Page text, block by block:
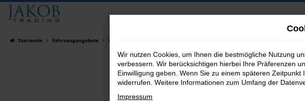
Zum
Hauptinhalt
Startseite Fahrzeugangebote Fahrzeugsuche
Wir nutzen Cookies, um Ihnen die bestmögliche Nutzung
verbessern. Wir berücksichtigen hierbei Ihre Präferenzen
Einwilligung geben. Wenn Sie zu einem späteren
widerrufen. Weitere Informationen zum Umfang der
Impressum